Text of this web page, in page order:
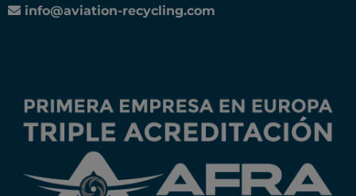
info@aviation-recycling.com